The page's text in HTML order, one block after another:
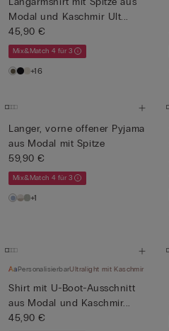
Modal und Kaschmir Ult...
45,90 €
Mix&Match 4 für 3
+16
Langer, vorne offener Pyjama
aus Modal mit Spitze
59,90 €
Mix&Match 4 für 3
+1
PersonalisierbarUltralight mit Kaschmir
Shirt mit U-Boot-Ausschnitt
aus Modal und Kaschmir...
45,90 €